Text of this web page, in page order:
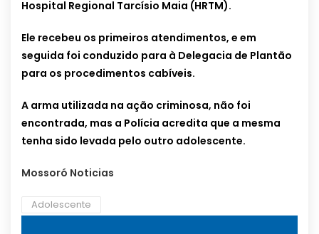
Hospital Regional Tarcísio Maia (HRTM).
Ele recebeu os primeiros atendimentos, e em
seguida foi conduzido para à Delegacia de Plantão
para os procedimentos cabíveis.
A arma utilizada na ação criminosa, não foi
encontrada, mas a Polícia acredita que a mesma
tenha sido levada pelo outro adolescente.
Mossoró Noticias
Adolescente